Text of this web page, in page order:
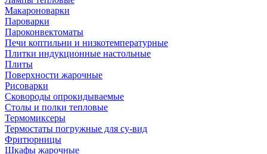
Макароноварки
Пароварки
Пароконвектоматы
Печи коптильни и низкотемпературные
Плитки индукционные настольные
Плиты
Поверхности жарочные
Рисоварки
Сковороды опрокидываемые
Столы и полки тепловые
Термомиксеры
Термостаты погружные для су-вид
Фритюрницы
Шкафы жарочные